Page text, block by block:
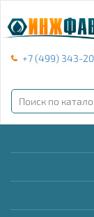
+7 (499) 343-